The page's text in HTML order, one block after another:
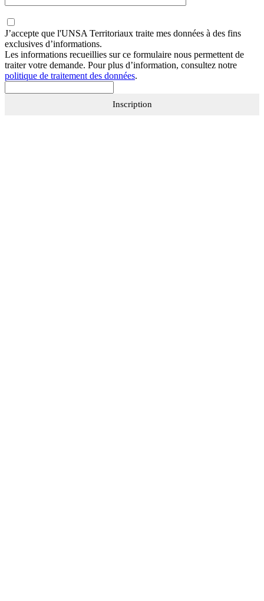
J’accepte que l'UNSA Territoriaux traite mes données à des fins
exclusives d’informations.
Les informations recueillies sur ce formulaire nous permettent de
traiter votre demande. Pour plus d’information, consultez notre
politique de traitement des données.
Inscription